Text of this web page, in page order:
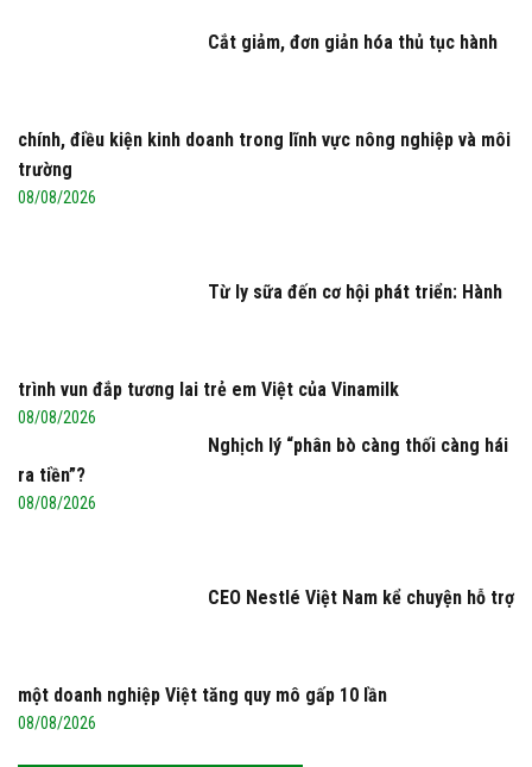
Cắt giảm, đơn giản hóa thủ tục hành
chính, điều kiện kinh doanh trong lĩnh vực nông nghiệp và môi
trường
08/08/2026
Từ ly sữa đến cơ hội phát triển: Hành
trình vun đắp tương lai trẻ em Việt của Vinamilk
08/08/2026
Nghịch lý “phân bò càng thối càng hái
ra tiền”?
08/08/2026
CEO Nestlé Việt Nam kể chuyện hỗ trợ
một doanh nghiệp Việt tăng quy mô gấp 10 lần
08/08/2026